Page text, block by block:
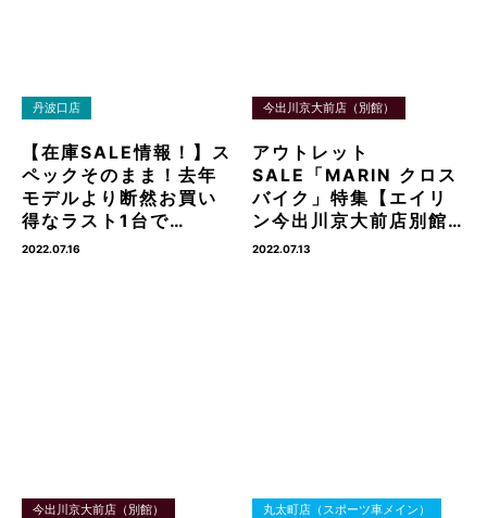
丹波口店
【在庫SALE情報！】ス
ペックそのまま！去年
モデルより断然お買い
得なラスト1台で…
2022.07.16
今出川京大前店（別館）
アウトレット
SALE「MARIN クロス
バイク」特集【エイリ
ン今出川京大前店別館…
2022.07.13
今出川京大前店（別館） 丸太町店（スポーツ車メイン）